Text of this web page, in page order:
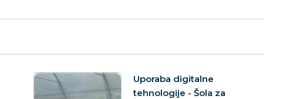
splet
Uporaba digitalne
tehnologije - Šola za